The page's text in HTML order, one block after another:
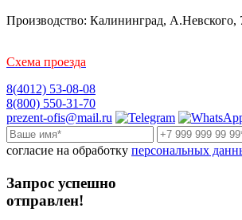
Производство: Калининград, А.Невского,
Схема проезда
8(4012) 53-08-08
8(800) 550-31-70
prezent-ofis@mail.ru
согласие на обработку персональных
Запрос успешно
отправлен!